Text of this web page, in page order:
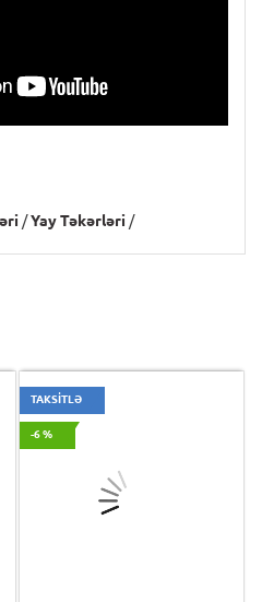
/Yay Təkərləri /
TAKSİTLƏ
-6 %